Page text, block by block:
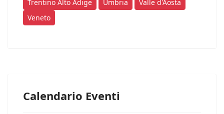
Trentino Alto Adige
Umbria
Valle d'Aosta
Veneto
Calendario Eventi